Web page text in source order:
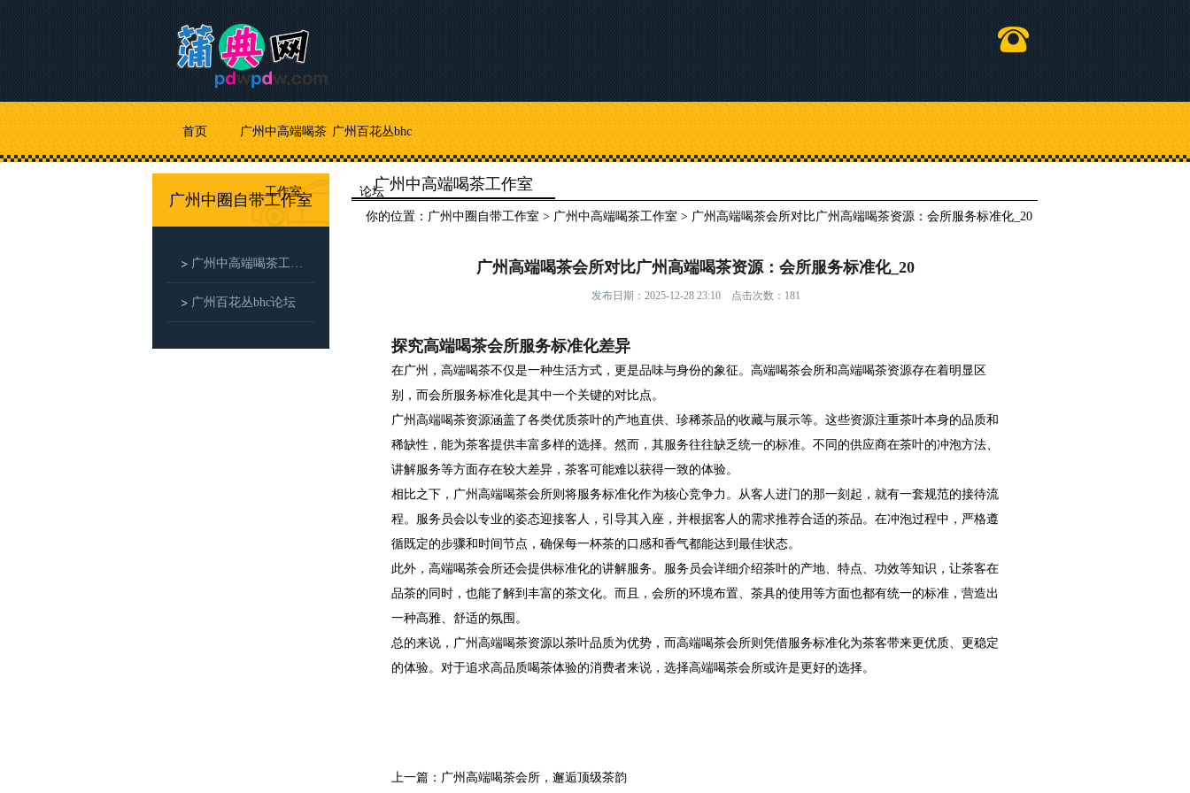
首页 广州中高端喝茶
工作室
广州百花丛bhc
论坛
广州中圈自带工作室
广州中高端喝茶工作室
广州百花丛bhc论坛
广州中高端喝茶工作室
你的位置： 广州中圈自带工作室 > 广州中高端喝茶工作室 > 广州高端喝茶会所对比广州高端喝茶资源：会所服务标准化_20
广州高端喝茶会所对比广州高端喝茶资源：会所服务标准化_20
发布日期：2025-12-28 23:10 点击次数：181
探究高端喝茶会所服务标准化差异
在广州，高端喝茶不仅是一种生活方式，更是品味与身份的象征。高端喝茶会所和高端喝茶资源存在着明显区
别，而会所服务标准化是其中一个关键的对比点。
广州高端喝茶资源涵盖了各类优质茶叶的产地直供、珍稀茶品的收藏与展示等。这些资源注重茶叶本身的品质和
稀缺性，能为茶客提供丰富多样的选择。然而，其服务往往缺乏统一的标准。不同的供应商在茶叶的冲泡方法、
讲解服务等方面存在较大差异，茶客可能难以获得一致的体验。
相比之下，广州高端喝茶会所则将服务标准化作为核心竞争力。从客人进门的那一刻起，就有一套规范的接待流
程。服务员会以专业的姿态迎接客人，引导其入座，并根据客人的需求推荐合适的茶品。在冲泡过程中，严格遵
循既定的步骤和时间节点，确保每一杯茶的口感和香气都能达到最佳状态。
此外，高端喝茶会所还会提供标准化的讲解服务。服务员会详细介绍茶叶的产地、特点、功效等知识，让茶客在
品茶的同时，也能了解到丰富的茶文化。而且，会所的环境布置、茶具的使用等方面也都有统一的标准，营造出
一种高雅、舒适的氛围。
总的来说，广州高端喝茶资源以茶叶品质为优势，而高端喝茶会所则凭借服务标准化为茶客带来更优质、更稳定
的体验。对于追求高品质喝茶体验的消费者来说，选择高端喝茶会所或许是更好的选择。
上一篇： 广州高端喝茶会所，邂逅顶级茶韵